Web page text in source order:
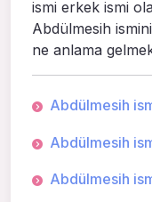
ismi erkek ismi
Abdülmesih
ne anlama
Abdülmesih
Abdülmesih
Abdülmesih